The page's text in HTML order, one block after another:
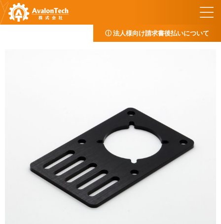
ⓘ 法人様向け請求書後払いについて